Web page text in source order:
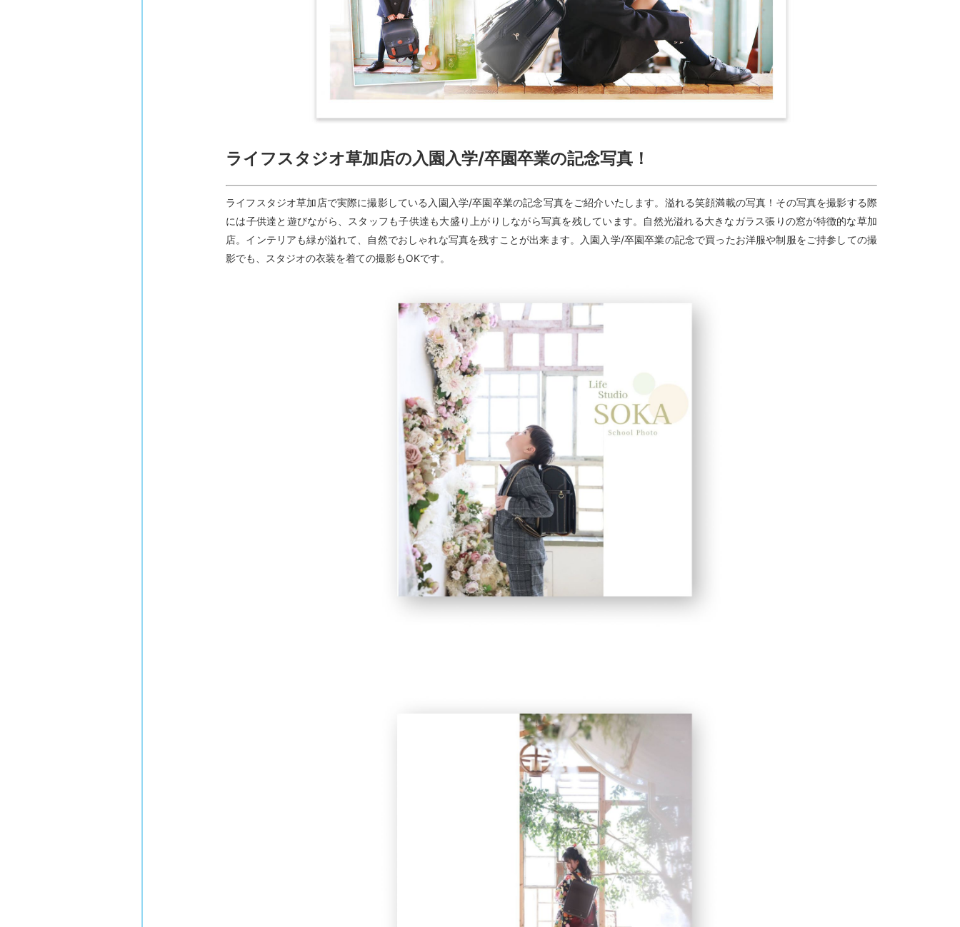
ライフスタジオ草加店の入園入学/卒園卒業の記念写真！
ライフスタジオ草加店で実際に撮影している入園入学/卒園卒業の記念写真をご紹介いたします。溢れる笑顔満載の写真！その写真を撮影する際
には子供達と遊びながら、スタッフも子供達も大盛り上がりしながら写真を残しています。自然光溢れる大きなガラス張りの窓が特徴的な草加
店。インテリアも緑が溢れて、自然でおしゃれな写真を残すことが出来ます。入園入学/卒園卒業の記念で買ったお洋服や制服をご持参しての撮
影でも、スタジオの衣装を着ての撮影もOKです。